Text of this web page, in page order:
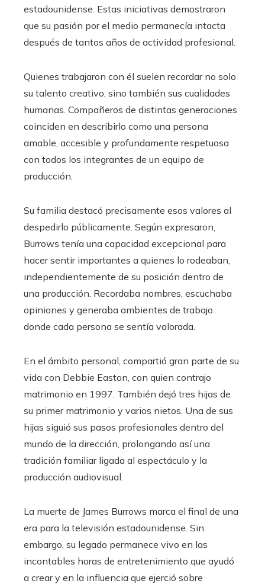
estadounidense. Estas iniciativas demostraron
que su pasión por el medio permanecía intacta
después de tantos años de actividad profesional.
Quienes trabajaron con él suelen recordar no solo
su talento creativo, sino también sus cualidades
humanas. Compañeros de distintas generaciones
coinciden en describirlo como una persona
amable, accesible y profundamente respetuosa
con todos los integrantes de un equipo de
producción.
Su familia destacó precisamente esos valores al
despedirlo públicamente. Según expresaron,
Burrows tenía una capacidad excepcional para
hacer sentir importantes a quienes lo rodeaban,
independientemente de su posición dentro de
una producción. Recordaba nombres, escuchaba
opiniones y generaba ambientes de trabajo
donde cada persona se sentía valorada.
En el ámbito personal, compartió gran parte de su
vida con Debbie Easton, con quien contrajo
matrimonio en 1997. También dejó tres hijas de
su primer matrimonio y varios nietos. Una de sus
hijas siguió sus pasos profesionales dentro del
mundo de la dirección, prolongando así una
tradición familiar ligada al espectáculo y la
producción audiovisual.
La muerte de James Burrows marca el final de una
era para la televisión estadounidense. Sin
embargo, su legado permanece vivo en las
incontables horas de entretenimiento que ayudó
a crear y en la influencia que ejerció sobre